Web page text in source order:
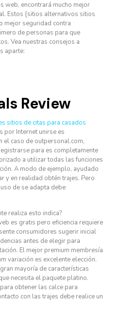
web, encontrará mucho mejor
Estos {sitios alternativos sitios
mejor seguridad contra
de personas para que
Vea nuestras consejos a
aparte:
Review
sitios de citas para casados
por Internet unirse es
el caso de outpersonal.com,
para es completamente
a utilizar todas las funciones
A modo de ejemplo, ayudado
y en realidad obtén trajes. Pero
de se adapta debe
realiza esto indica?
es gratis pero eficiencia requiere
consumidores sugerir inicial
antes de elegir para
El mejor premium membresía
variación es excelente elección.
mayoría de características
necesita el paquete platino.
obtener las calce para
con las trajes debe realice un